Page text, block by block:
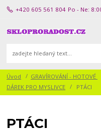
+420 605 561 804 Po - Ne:
Úvod GRAVÍROVÁNÍ - HOTOVÉ
DÁREK PRO MYSLIVCE
PTÁCI
PTÁCI